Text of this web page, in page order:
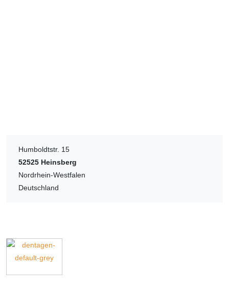
Humboldtstr. 15
52525 Heinsberg
Nordrhein-Westfalen
Deutschland